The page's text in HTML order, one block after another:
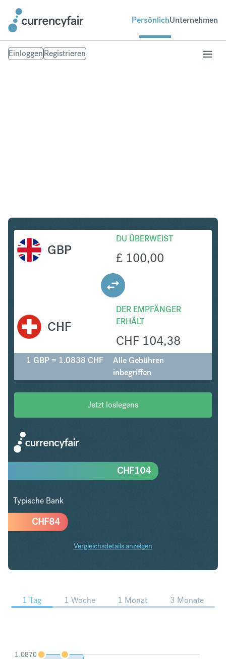
PersönlichUnternehmen
EinloggenRegistrieren
GBP
DU ÜBERWEIST
£ 100,00
DER EMPFÄNGER
ERHÄLT
CHF 104,38
CHF
1 GBP = 1.0838 CHF
Alle Gebühren
inbegriffen
Jetzt loslegens
CHF84
CHF104
Typische Bank
Vergleichsdetails anzeigen
GBP in CHF Trends
1 Tag 1 Woche 1 Monat 3 Monate
1.0870